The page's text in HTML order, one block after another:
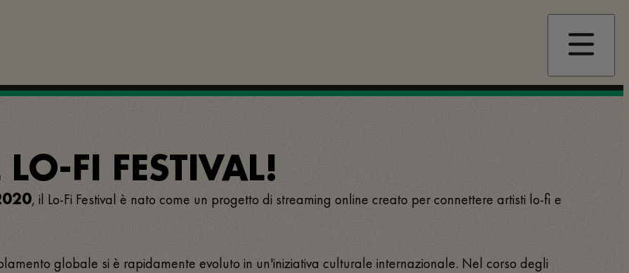
FI FESTIVAL!
, il Lo-Fi Festival è nato come un progetto di streaming online creato per connettere artisti lo-fi e
globale si è rapidamente evoluto in un'iniziativa culturale internazionale. Nel corso degli